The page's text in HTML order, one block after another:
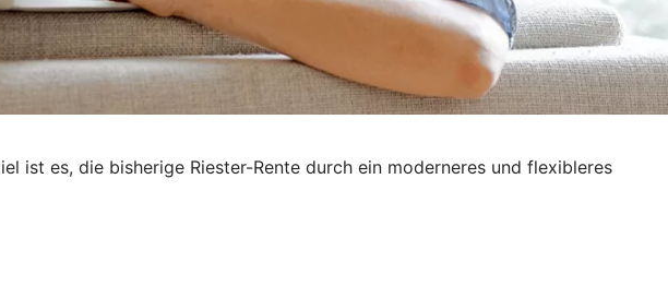
ist es, die bisherige Riester-Rente durch ein moderneres und flexibleres